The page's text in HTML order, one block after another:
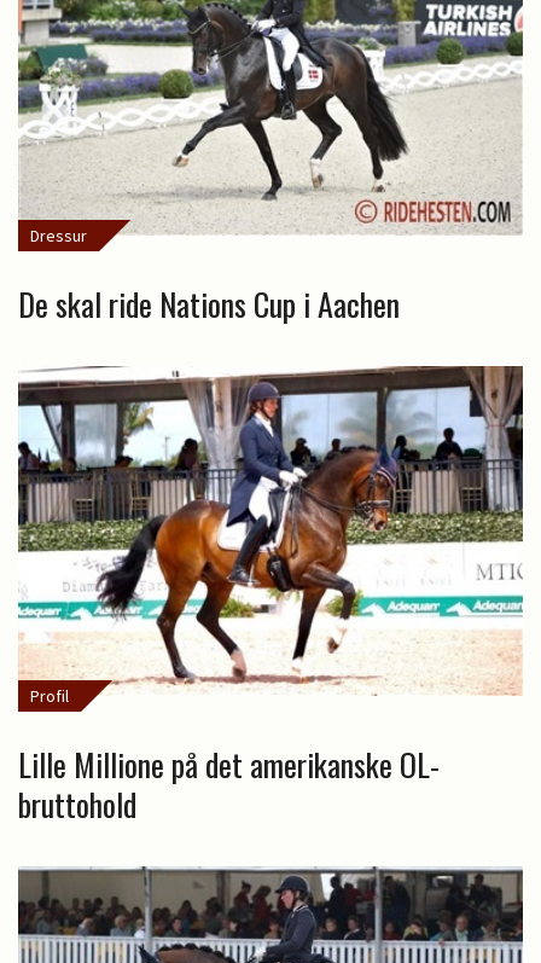
Dressur
De skal ride Nations Cup i Aachen
Profil
Lille Millione på det amerikanske OL-
bruttohold